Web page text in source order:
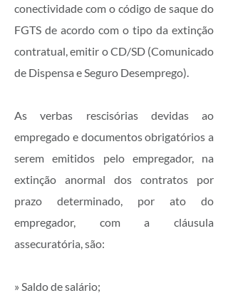
conectividade com o código de saque do
FGTS de acordo com o tipo da extinção
contratual, emitir o CD/SD (Comunicado
de Dispensa e Seguro Desemprego).
As verbas rescisórias devidas ao
empregado e documentos obrigatórios a
serem emitidos pelo empregador, na
extinção anormal dos contratos por
prazo determinado, por ato do
empregador, com a cláusula
assecuratória, são:
» Saldo de salário;